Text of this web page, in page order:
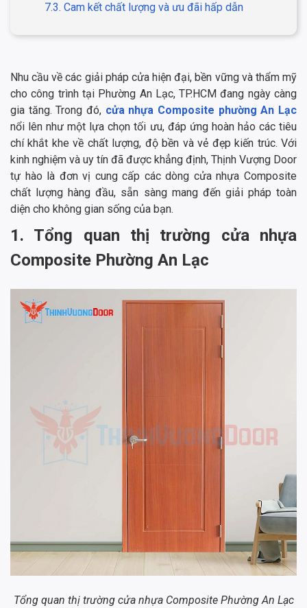
7.3. Cam kết chất lượng và ưu đãi hấp dẫn
Nhu cầu về các giải pháp cửa hiện đại, bền vững và thẩm mỹ
cho công trình tại Phường An Lạc, TP.HCM đang ngày càng
gia tăng. Trong đó, cửa nhựa Composite phường An Lạc
nổi lên như một lựa chọn tối ưu, đáp ứng hoàn hảo các tiêu
chí khắt khe về chất lượng, độ bền và vẻ đẹp kiến trúc. Với
kinh nghiệm và uy tín đã được khẳng định, Thịnh Vượng Door
tự hào là đơn vị cung cấp các dòng cửa nhựa Composite
chất lượng hàng đầu, sẵn sàng mang đến giải pháp toàn
diện cho không gian sống của bạn.
1. Tổng quan thị trường cửa nhựa
Composite Phường An Lạc
Tổng quan thị trường cửa nhựa Composite Phường An Lạc